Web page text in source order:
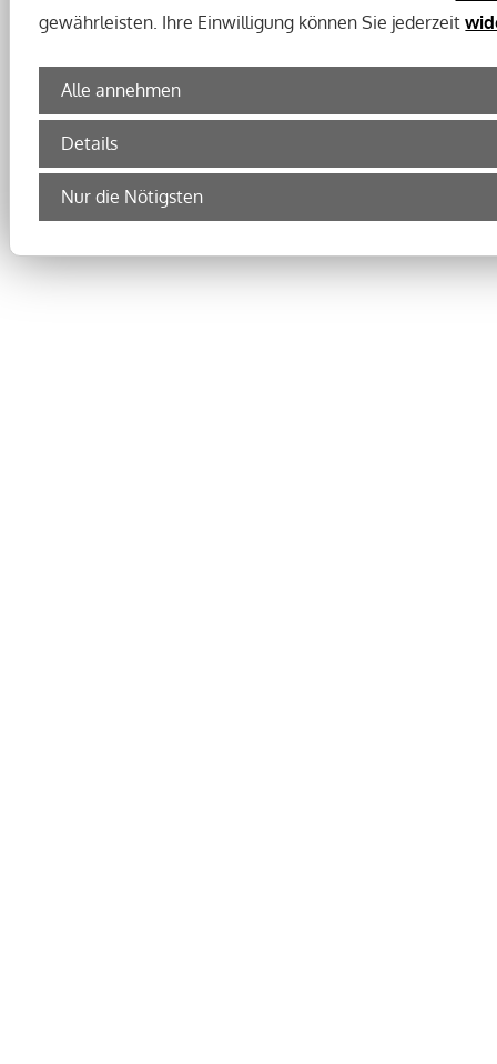
gewährleisten. Ihre Einwilligung können Sie jederzeit
Alle annehmen
Details
Nur die Nötigsten